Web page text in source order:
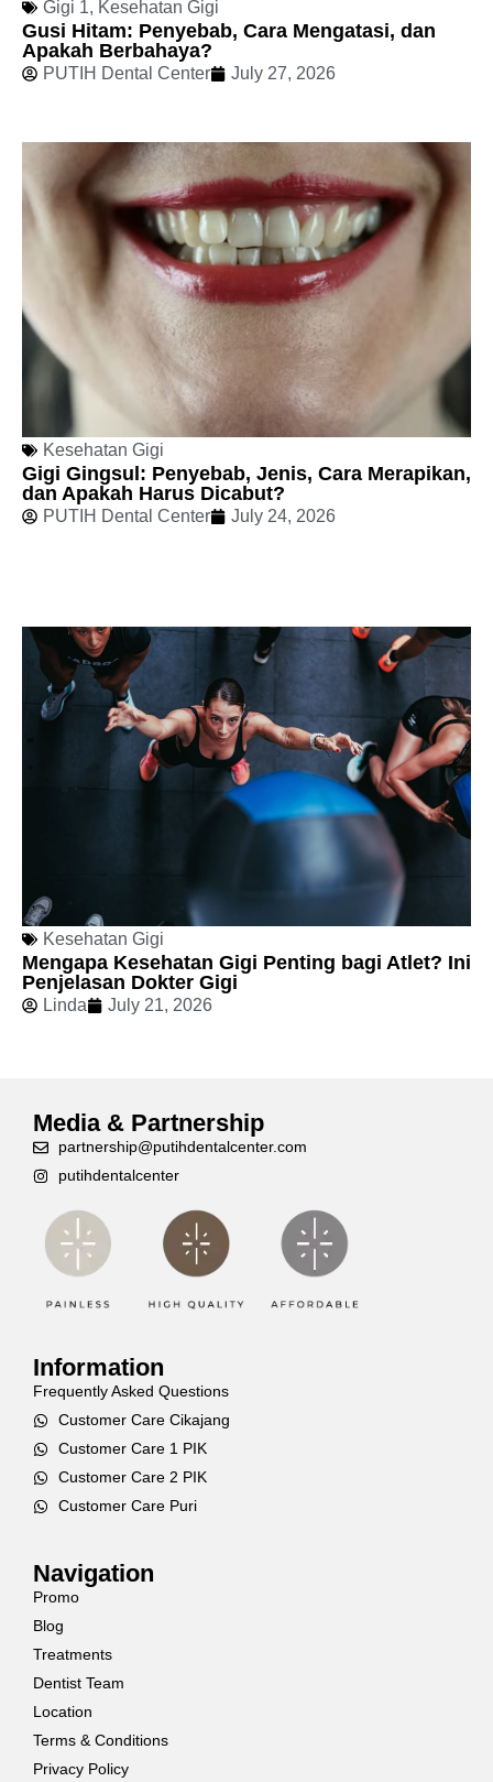
Gigi 1, Kesehatan Gigi
Gusi Hitam: Penyebab, Cara Mengatasi, dan
Apakah Berbahaya?
PUTIH Dental Center July 27, 2026
Kesehatan Gigi
Gigi Gingsul: Penyebab, Jenis, Cara Merapikan,
dan Apakah Harus Dicabut?
PUTIH Dental Center July 24, 2026
Kesehatan Gigi
Mengapa Kesehatan Gigi Penting bagi Atlet? Ini
Penjelasan Dokter Gigi
Linda July 21, 2026
Media & Partnership
partnership@putihdentalcenter.com
putihdentalcenter
Information
Frequently Asked Questions
Customer Care Cikajang
Customer Care 1 PIK
Customer Care 2 PIK
Customer Care Puri
Navigation
Promo
Blog
Treatments
Dentist Team
Location
Terms & Conditions
Privacy Policy